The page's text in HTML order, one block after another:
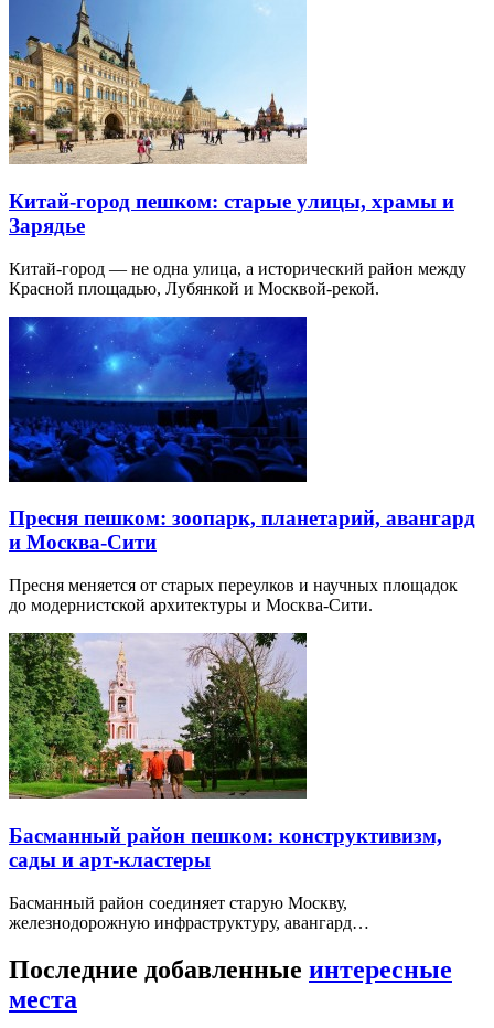
Китай-город пешком: старые улицы, храмы и
Зарядье
Китай-город — не одна улица, а исторический район между
Красной площадью, Лубянкой и Москвой-рекой.
Пресня пешком: зоопарк, планетарий, авангард
и Москва-Сити
Пресня меняется от старых переулков и научных площадок
до модернистской архитектуры и Москва-Сити.
Басманный район пешком: конструктивизм,
сады и арт-кластеры
Басманный район соединяет старую Москву,
железнодорожную инфраструктуру, авангард…
Последние добавленные интересные
места